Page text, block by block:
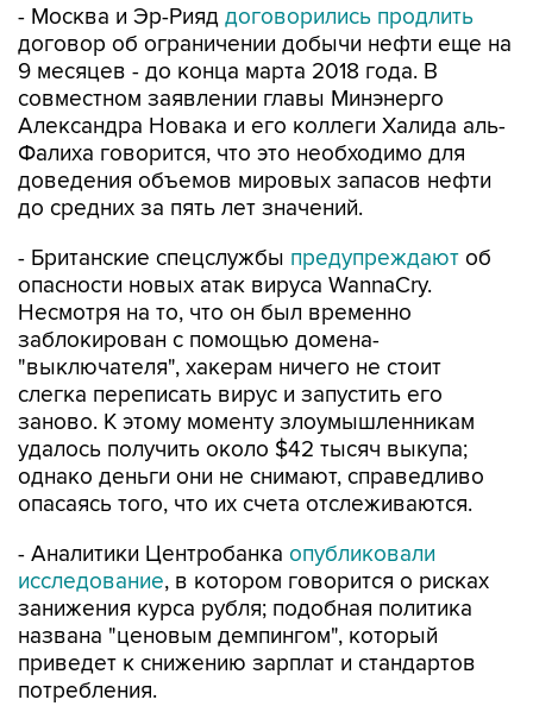
- Москва и Эр-Рияд договорились продлить
договор об ограничении добычи нефти еще на
9 месяцев - до конца марта 2018 года. В
совместном заявлении главы Минэнерго
Александра Новака и его коллеги Халида аль-
Фалиха говорится, что это необходимо для
доведения объемов мировых запасов нефти
до средних за пять лет значений.
- Британские спецслужбы предупреждают об
опасности новых атак вируса WannaCry.
Несмотря на то, что он был временно
заблокирован с помощью домена-
"выключателя", хакерам ничего не стоит
слегка переписать вирус и запустить его
заново. К этому моменту злоумышленникам
удалось получить около $42 тысяч выкупа;
однако деньги они не снимают, справедливо
опасаясь того, что их счета отслеживаются.
- Аналитики Центробанка опубликовали
исследование, в котором говорится о рисках
занижения курса рубля; подобная политика
названа "ценовым демпингом", который
приведет к снижению зарплат и стандартов
потребления.